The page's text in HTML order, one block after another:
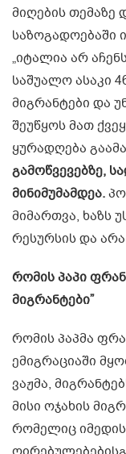
მიღების თემაზე
საზოგადოებაში
„იტალია არ
საშუალო ასაკი
მიგრანტები და
შეუწყოს მათ
ყურადღება
გამოწვევებზე,
მინიმუმამდეა.
მიმართვა, ხაზს
რესურსის და
რომის პაპი
მიგრანტები”
რომის პაპმა
ემიგრაციაში
ვაჟმა,
მისი ოჯახის
რომელიც